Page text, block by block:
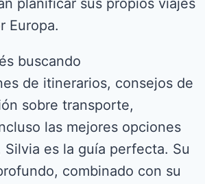
planificar sus propios viajes
Europa.
buscando
de itinerarios, consejos de
sobre transporte,
las mejores opciones
Silvia es la guía perfecta. Su
combinado con su